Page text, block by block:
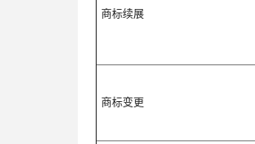
商标续展
商标变更